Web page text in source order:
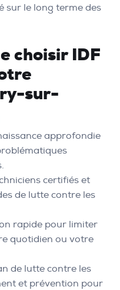
le long terme des
choisir IDF
sur-
approfondie
certifiés et
de lutte contre les
rapide pour limiter
quotidien ou votre
de lutte contre les
et prévention pour